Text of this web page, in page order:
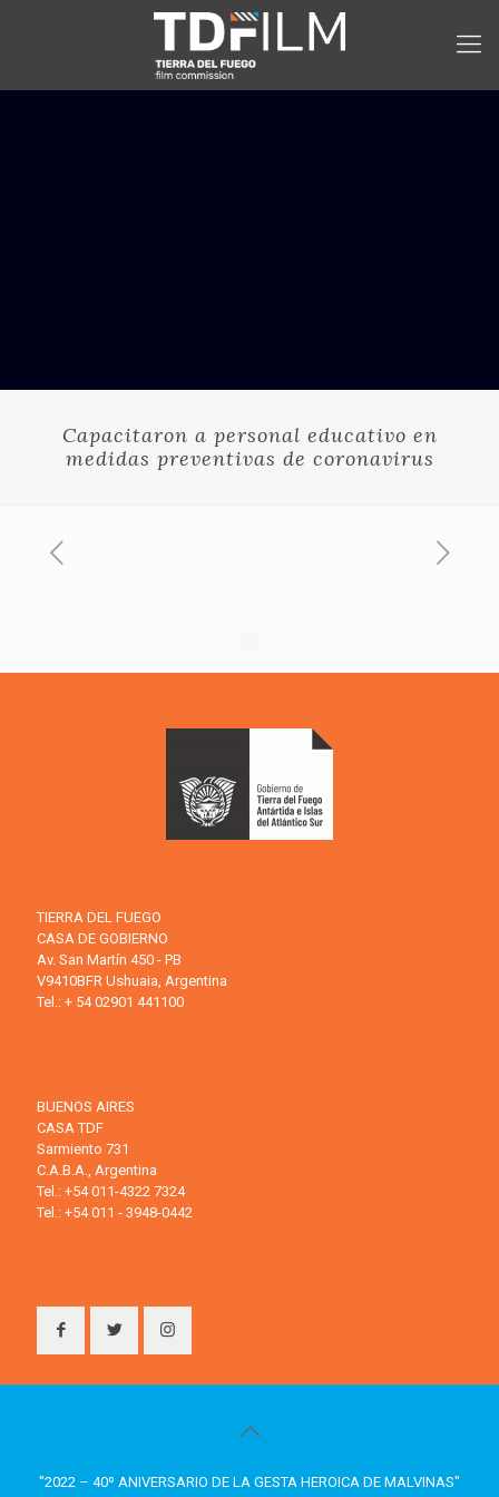
Capacitaron a personal educativo en
medidas preventivas de coronavirus
TIERRA DEL FUEGO
CASA DE GOBIERNO
Av. San Martín 450 - PB
V9410BFR Ushuaia, Argentina
Tel.: + 54 02901 441100
BUENOS AIRES
CASA TDF
Sarmiento 731
C.A.B.A., Argentina
Tel.: +54 011-4322 7324
Tel.: +54 011 - 3948-0442
"2022 – 40º ANIVERSARIO DE LA GESTA HEROICA DE MALVINAS"